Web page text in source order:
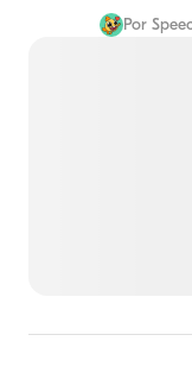
Por